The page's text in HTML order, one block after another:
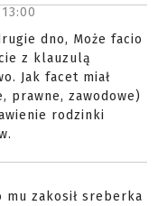
13:00
dno, Może facio
z klauzulą
Jak facet miał
prawne, zawodowe)
rodzinki
zakosił sreberka